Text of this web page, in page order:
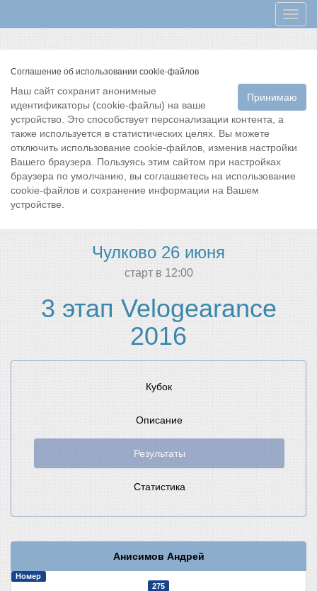
Меню
Соглашение об использовании cookie-файлов
Принимаю
Наш сайт сохранит анонимные
идентификаторы (cookie-файлы) на ваше
устройство. Это способствует персонализации контента, а
также используется в статистических целях. Вы можете
отключить использование cookie-файлов, изменив настройки
Вашего браузера. Пользуясь этим сайтом при настройках
браузера по умолчанию, вы соглашаетесь на использование
cookie-файлов и сохранение информации на Вашем
устройстве.
Чулково 26 июня
cтарт в 12:00
3 этап Velogearance
2016
Кубок
Описание
Результаты
Статистика
Анисимов Андрей
Номер
275